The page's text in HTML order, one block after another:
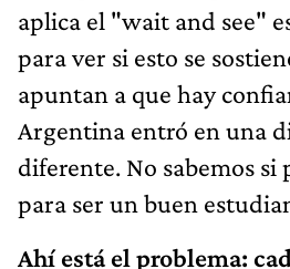
aplica el "wait and see"
para ver si esto se
apuntan a que hay
Argentina entró en una
diferente. No sabemos si
para ser un buen
Ahí está el problema: